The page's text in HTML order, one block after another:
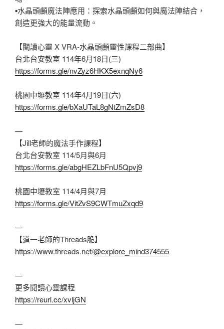
▪︎水晶頭顱魔法陣應用：探索水晶頭顱如何與魔法陣結合，
創造更強大的能量流動。
【閱讀心靈 X VRA-水晶頭顱靈性課程二部曲】
台北台安教室 114年6月18日(三)
https://forms.gle/nvZyz6HKX5exnqNy6
桃園中壢教室 114年4月19日(六)
https://forms.gle/bXaUTaL8gNtZmZsD8
—
【Jill老師的魔法手作課程】
台北台安教室 114/5月與6月
https://forms.gle/abgHEZLbFnU5Qpvj9
桃園中壢教室 114/4月與7月
https://forms.gle/VitZvS9CWTmuZxqd9
—
【道一老師的Threads脆】
https://www.threads.net/@explore_mind374555
—
更多閱讀心靈課程
https://reurl.cc/xvljGN
—